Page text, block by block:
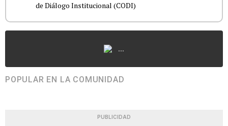
de Diálogo Institucional (CODI)
...
POPULAR EN LA COMUNIDAD
PUBLICIDAD